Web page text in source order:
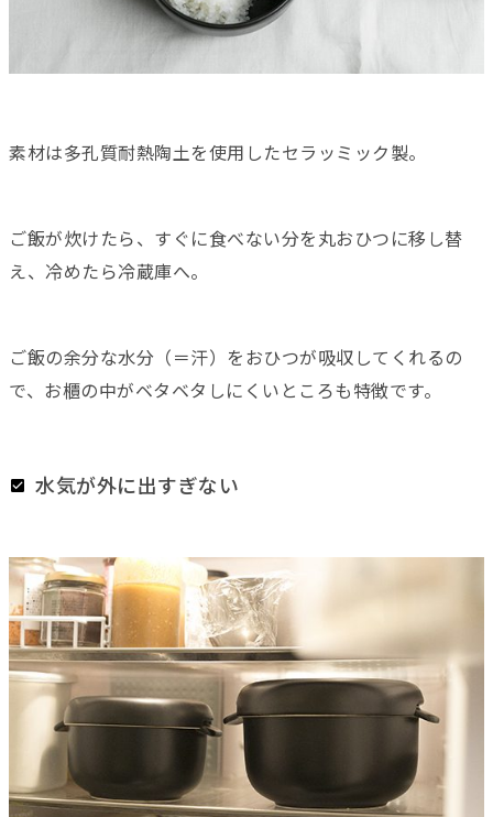
素材は多孔質耐熱陶土を使用したセラッミック製。
ご飯が炊けたら、すぐに食べない分を丸おひつに移し替
え、冷めたら冷蔵庫へ。
ご飯の余分な水分（＝汗）をおひつが吸収してくれるの
で、お櫃の中がベタベタしにくいところも特徴です。
水気が外に出すぎない